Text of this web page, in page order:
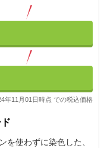
年11月01日時点 での税込価格
を使わずに染色した、